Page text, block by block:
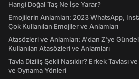
Hangi Doğal Taş Ne İşe Yarar?
Emojilerin Anlamları: 2023 WhatsApp,
Çok Kullanılan Emojiler ve Anlamları
Atasözleri ve Anlamları: A'dan Z'ye
Kullanılan Atasözleri ve Anlamları
Tavla Diziliş Şekli Nasıldır? Erkek Tavlası
ve Oynama Yönleri